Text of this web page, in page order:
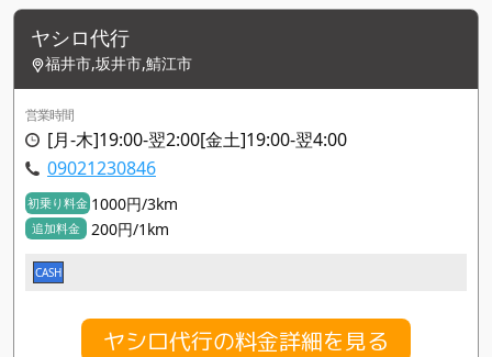
ヤシロ代行
福井市,坂井市,鯖江市
営業時間
[月-木]19:00-翌2:00[金土]19:00-翌4:00
09021230846
初乗り料金 1000円/3km
追加料金 200円/1km
CASH
ヤシロ代行の料金詳細を見る